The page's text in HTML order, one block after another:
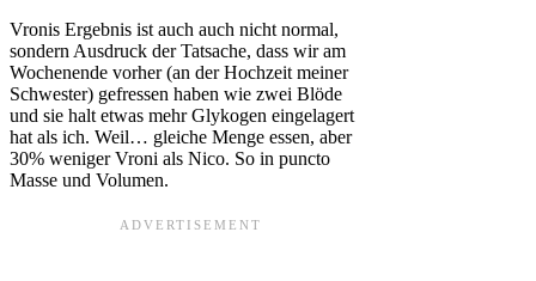
Vronis Ergebnis ist auch auch nicht normal,
sondern Ausdruck der Tatsache, dass wir am
Wochenende vorher (an der Hochzeit meiner
Schwester) gefressen haben wie zwei Blöde
und sie halt etwas mehr Glykogen eingelagert
hat als ich. Weil… gleiche Menge essen, aber
30% weniger Vroni als Nico. So in puncto
Masse und Volumen.